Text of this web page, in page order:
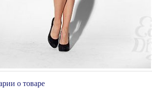
о товаре